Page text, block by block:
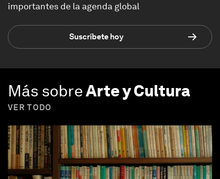
importantes de la agenda global
Suscríbete hoy
Más sobreArte y Cultura
VER TODO